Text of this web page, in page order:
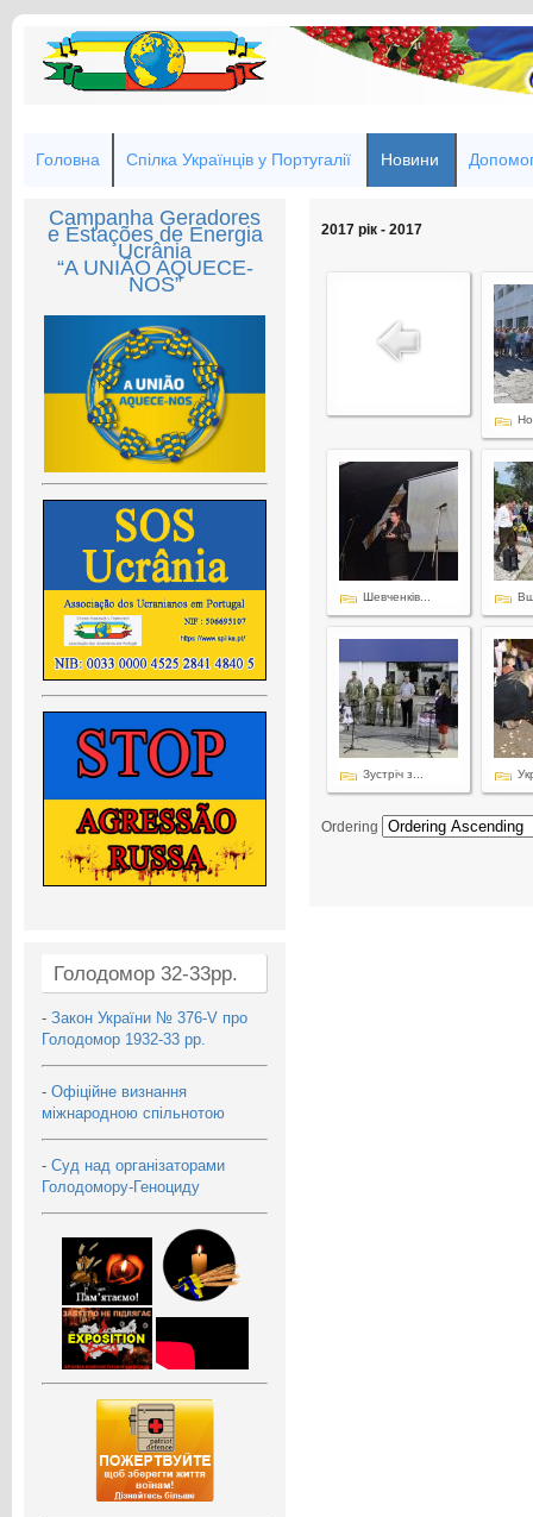
Головна Спілка Українців у Португалії Новини
Campanha Geradores
e Estações de Energia
Ucrânia
“A UNIÃO AQUECE-
NOS”
Голодомор 32-33рр.
- Закон України № 376-V про
Голодомор 1932-33 рр.
- Офіційне визнання
міжнародною спільнотою
- Суд над організаторами
Голодомору-Геноциду
2017 рік - 2017
Шевченків...
Зустріч з...
Ordering